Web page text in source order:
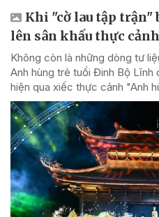
Khi "cờ lau tập trận"
lên sân khấu thực cảnh
Không còn là những dòng tư
Anh hùng trẻ tuổi Đinh Bộ Lĩnh
hiện qua xiếc thực cảnh "Anh